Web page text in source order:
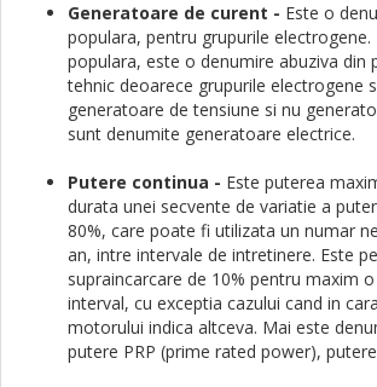
Generatoare de curent - Este o
populara, pentru grupurile
populara, este o denumire abuziva din
tehnic deoarece grupurile electrogene
generatoare de tensiune si nu
sunt denumite generatoare electrice.
Putere continua - Este puterea
durata unei secvente de variatie a
80%, care poate fi utilizata un numar
an, intre intervale de intretinere. Este
supraincarcare de 10% pentru maxim
interval, cu exceptia cazului cand in
motorului indica altceva. Mai este
putere PRP (prime rated power),